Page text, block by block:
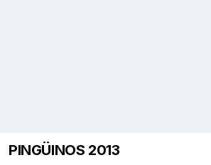
PINGÜINOS 2013